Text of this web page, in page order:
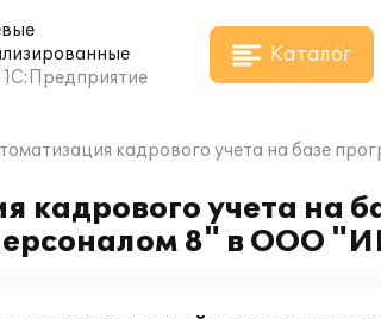
1С:Предприятие
Каталог
кадрового учета на базе
кадрового учета на
8" в ООО